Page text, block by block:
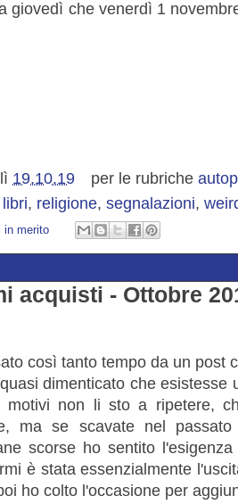
giovedì che venerdì 1
19.10.19 per le rubriche
libri, religione, segnalazioni,
in merito
acquisti - Ottobre
così tanto tempo da un post
dimenticato che esistesse
motivi non li sto a ripetere,
ma se scavate nel
scorse ho sentito
è stata essenzialmente
ho colto l'occasione per